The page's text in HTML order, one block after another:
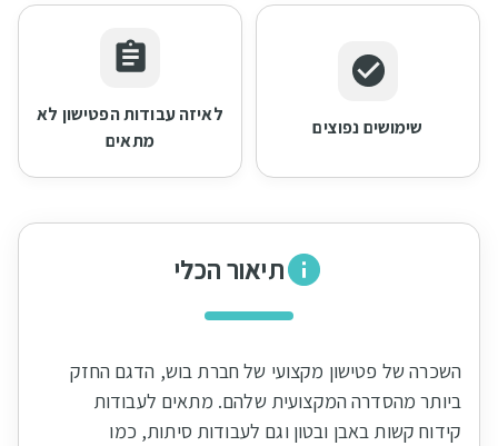
שימושים נפוצים
לאיזה עבודות הפטישון לא
מתאים
תיאור הכלי
השכרה של פטישון מקצועי של חברת בוש, הדגם החזק
ביותר מהסדרה המקצועית שלהם. מתאים לעבודות
קידוח קשות באבן ובטון וגם לעבודות סיתות, כמו